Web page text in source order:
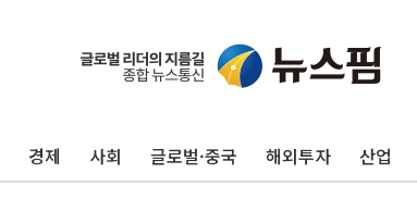
경제 사회 글로벌·중국 해외투자 산업
평택 진위면 공장
상주 낙동강 선착
[종합] 김민석, 정